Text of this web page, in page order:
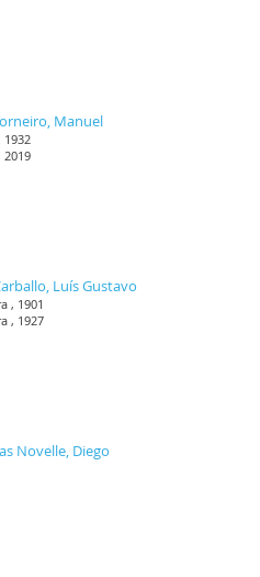
Manuel
1932
2019
Luís Gustavo
, 1901
, 1927
Novelle, Diego